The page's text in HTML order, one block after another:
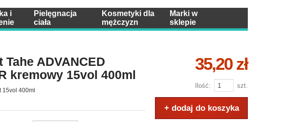
i
Pielęgnacja
ciała
Kosmetyki dla
mężczyzn
Marki w
sklepie
Tahe ADVANCED
kremowy 15vol 400ml
15vol 400ml
35,20 zł
Ilość: szt.
+ dodaj do koszyka